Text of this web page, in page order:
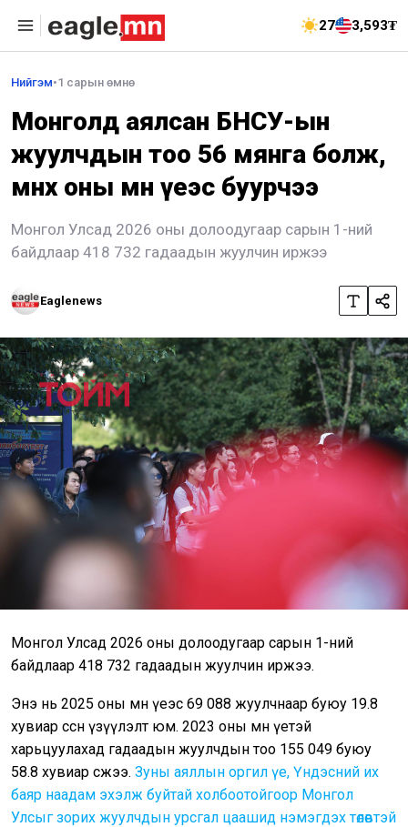
27 3,593₮
Нийгэм•1 сарын өмнө
Монголд аялсан БНСУ-ын
жуулчдын тоо 56 мянга болж,
өмнөх оны мөн үеэс буурчээ
Монгол Улсад 2026 оны долоодугаар сарын 1-ний
байдлаар 418 732 гадаадын жуулчин иржээ
Eaglenews
Монгол Улсад 2026 оны долоодугаар сарын 1-ний
байдлаар 418 732 гадаадын жуулчин иржээ.
Энэ нь 2025 оны мөн үеэс 69 088 жуулчнаар буюу 19.8
хувиар өссөн үзүүлэлт юм. 2023 оны мөн үетэй
харьцуулахад гадаадын жуулчдын тоо 155 049 буюу
58.8 хувиар өсжээ. Зуны аяллын оргил үе, Үндэсний их
баяр наадам эхэлж буйтай холбоотойгоор Монгол
Улсыг зорих жуулчдын урсгал цаашид нэмэгдэх төлөвтэй